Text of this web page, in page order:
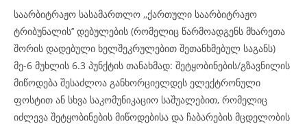
საარბიტრაჟო სასამართლო ,,ქართული საარბიტრაჟო
ტრიბუნალის’’ დებულების (რომელიც წარმოადგენს მხარეთა
შორის დადებული ხელშეკრულებით შეთანხმებულ საგანს)
მე-6 მუხლის 6.3 პუნქტის თანახმად: შეტყობინების/გზავნილის
მიწოდება შესაძლოა განხორციელდეს ელექტრონული
ფოსტით ან სხვა საკომუნიკაციო საშუალებით, რომელიც
იძლევა შეტყობინების მიწოდებისა და ჩაბარების მცდელობის